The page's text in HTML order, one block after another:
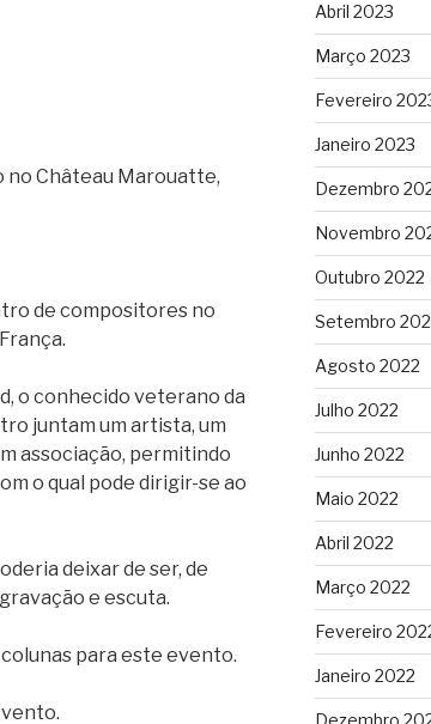
no Château Marouatte,
de compositores no
o conhecido veterano da
juntam um artista, um
associação, permitindo
o qual pode dirigir-se ao
deixar de ser, de
e escuta.
para este evento.
Abril 2023
Março 2023
Fevereiro
Janeiro 2023
Dezembro
Novembro
Outubro 2022
Setembro
Agosto 2022
Julho 2022
Junho 2022
Maio 2022
Abril 2022
Março 2022
Fevereiro
Janeiro 2022
Dezembro